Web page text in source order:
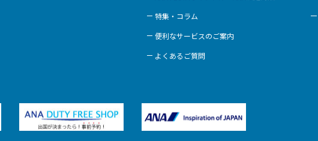
特集・コラム
便利なサービスのご案内
よくあるご質問